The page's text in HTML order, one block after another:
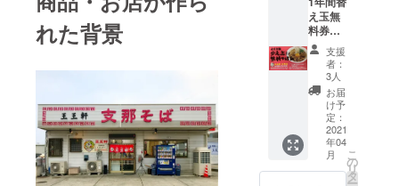
れた背景
させていた
だき、やっ
と自分のや
りたい店を
することが
た。
この度、皆
え玉無
料券提
供※1日1
回まで
開始日
から年
間何度
でもOK
支援
者：
3人
お届
け予
定：
2021
年04
月
こ
の
リ
タ